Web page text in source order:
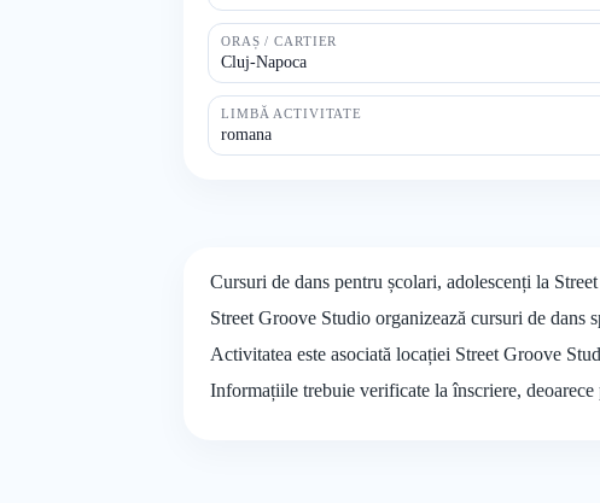
ORAȘ / CARTIER
Cluj-Napoca
LIMBĂ ACTIVITATE
romana
Cursuri de dans pentru școlari, adolescenți la
Street Groove Studio organizează cursuri de
Activitatea este asociată locației Street Groove
Informațiile trebuie verificate la înscriere,